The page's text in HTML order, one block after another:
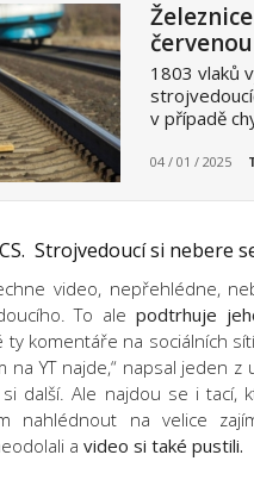
1803 vlaků
v případě
04 / 01 / 2025
Strojvedoucí si nebere
video, nepřehlédne,
To ale podtrhuje
komentáře na sociálních
YT najde,“ napsal jeden
další. Ale najdou se i tací,
nahlédnout na velice
a video si také pustili.